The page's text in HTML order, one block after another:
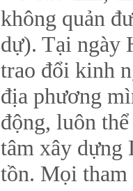
không quản
dự). Tại ngày
trao đổi kinh
địa phương
động, luôn
tâm xây dựng
tồn. Mọi tham